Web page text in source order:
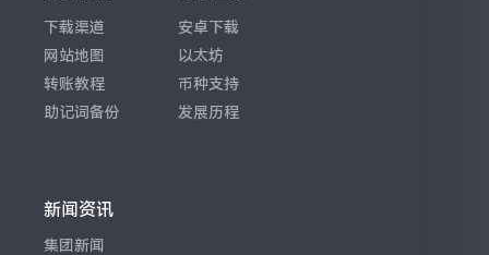
下载渠道
网站地图
转账教程
助记词备份
安卓下载
以太坊
币种支持
发展历程
新闻资讯
集团新闻